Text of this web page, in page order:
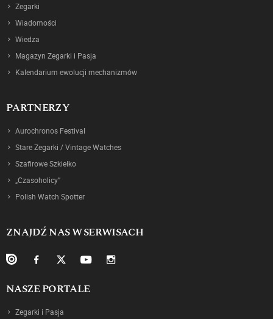
Zegarki
Wiadomości
Wiedza
Magazyn Zegarki i Pasja
Kalendarium ewolucji mechanizmów
PARTNERZY
Aurochronos Festival
Stare Zegarki / Vintage Watches
Szafirowe Szkiełko
„Czasoholicy”
Polish Watch Spotter
ZNAJDŹ NAS W SERWISACH
NASZE PORTALE
Zegarki i Pasja